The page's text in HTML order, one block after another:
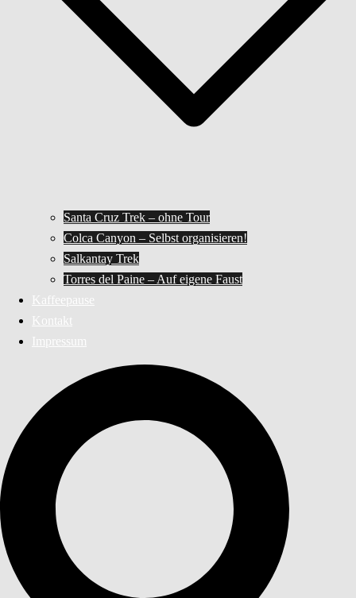
Santa Cruz Trek – ohne Tour
Colca Canyon – Selbst organisieren!
Salkantay Trek
Torres del Paine – Auf eigene Faust
Kaffeepause
Kontakt
Impressum